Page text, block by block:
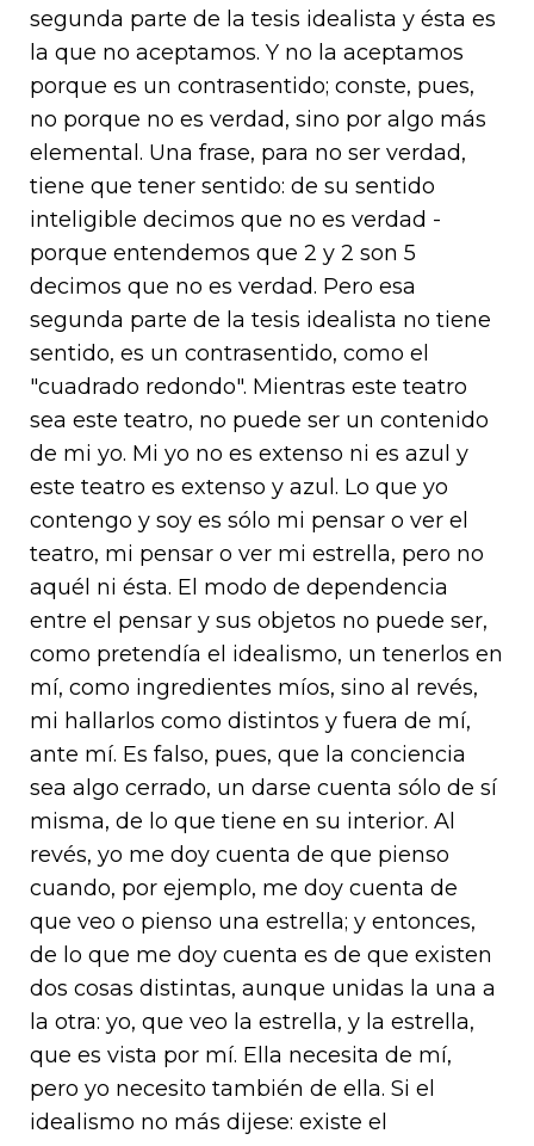
segunda parte de la tesis idealista y ésta es
la que no aceptamos. Y no la aceptamos
porque es un contrasentido; conste, pues,
no porque no es verdad, sino por algo más
elemental. Una frase, para no ser verdad,
tiene que tener sentido: de su sentido
inteligible decimos que no es verdad -
porque entendemos que 2 y 2 son 5
decimos que no es verdad. Pero esa
segunda parte de la tesis idealista no tiene
sentido, es un contrasentido, como el
"cuadrado redondo". Mientras este teatro
sea este teatro, no puede ser un contenido
de mi yo. Mi yo no es extenso ni es azul y
este teatro es extenso y azul. Lo que yo
contengo y soy es sólo mi pensar o ver el
teatro, mi pensar o ver mi estrella, pero no
aquél ni ésta. El modo de dependencia
entre el pensar y sus objetos no puede ser,
como pretendía el idealismo, un tenerlos en
mí, como ingredientes míos, sino al revés,
mi hallarlos como distintos y fuera de mí,
ante mí. Es falso, pues, que la conciencia
sea algo cerrado, un darse cuenta sólo de sí
misma, de lo que tiene en su interior. Al
revés, yo me doy cuenta de que pienso
cuando, por ejemplo, me doy cuenta de
que veo o pienso una estrella; y entonces,
de lo que me doy cuenta es de que existen
dos cosas distintas, aunque unidas la una a
la otra: yo, que veo la estrella, y la estrella,
que es vista por mí. Ella necesita de mí,
pero yo necesito también de ella. Si el
idealismo no más dijese: existe el